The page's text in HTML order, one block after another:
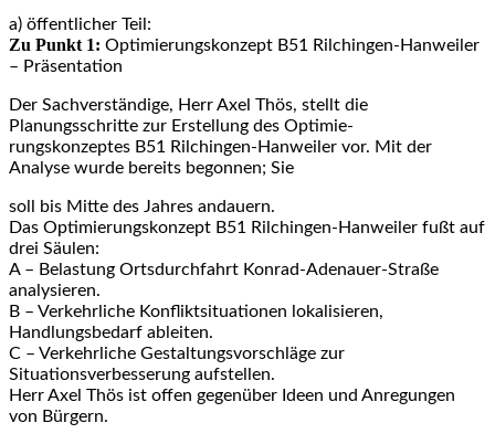
a) öffentlicher Teil:
Zu Punkt 1: Optimierungskonzept B51 Rilchingen-Hanweiler
– Präsentation
Der Sachverständige, Herr Axel Thös, stellt die
Planungsschritte zur Erstellung des Optimie-
rungskonzeptes B51 Rilchingen-Hanweiler vor. Mit der
Analyse wurde bereits begonnen; Sie
soll bis Mitte des Jahres andauern.
Das Optimierungskonzept B51 Rilchingen-Hanweiler fußt auf
drei Säulen:
A – Belastung Ortsdurchfahrt Konrad-Adenauer-Straße
analysieren.
B – Verkehrliche Konfliktsituationen lokalisieren,
Handlungsbedarf ableiten.
C – Verkehrliche Gestaltungsvorschläge zur
Situationsverbesserung aufstellen.
Herr Axel Thös ist offen gegenüber Ideen und Anregungen
von Bürgern.